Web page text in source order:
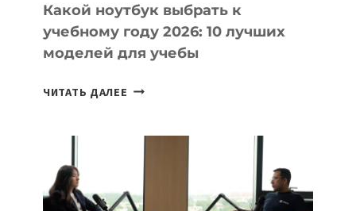
Какой ноутбук выбрать к
учебному году 2026: 10 лучших
моделей для учебы
ЧИТАТЬ ДАЛЕЕ КАКОЙ
УЧЕБНОМУ
ГОДУ
2026: